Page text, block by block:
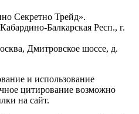
Секретно Трейд».
Балкарская Респ., г.
Дмитровское шоссе, д.
и использование
цитирование возможно
на сайт.